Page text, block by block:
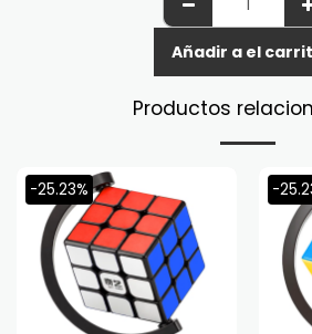
Añadir a el
Productos
-25.23% -